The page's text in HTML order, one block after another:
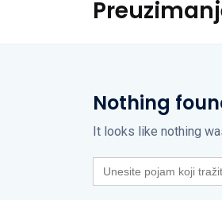
Nothing
It looks like nothing
Search
for: